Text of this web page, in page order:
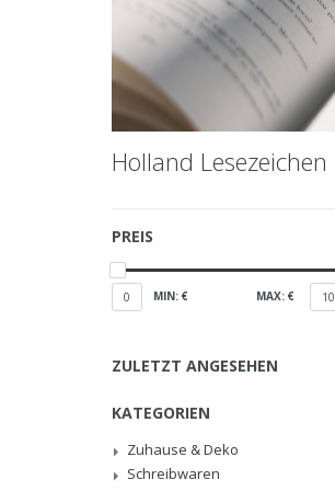
Holland Lesezeichen
PREIS
0 MIN: € MAX: € 10
ZULETZT ANGESEHEN
KATEGORIEN
Zuhause & Deko
Schreibwaren